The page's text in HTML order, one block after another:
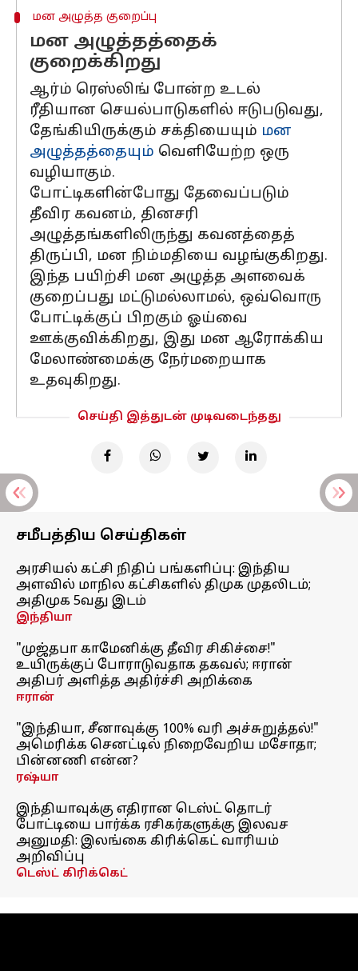
மன அழுத்த குறைப்பு
மன அழுத்தத்தைக்
குறைக்கிறது
ஆர்ம் ரெஸ்லிங் போன்ற உடல்
ரீதியான செயல்பாடுகளில் ஈடுபடுவது,
தேங்கியிருக்கும் சக்தியையும் மன
அழுத்தத்தையும் வெளியேற்ற ஒரு
வழியாகும்.
போட்டிகளின்போது தேவைப்படும்
தீவிர கவனம், தினசரி
அழுத்தங்களிலிருந்து கவனத்தைத்
திருப்பி, மன நிம்மதியை வழங்குகிறது.
இந்த பயிற்சி மன அழுத்த அளவைக்
குறைப்பது மட்டுமல்லாமல், ஒவ்வொரு
போட்டிக்குப் பிறகும் ஓய்வை
ஊக்குவிக்கிறது, இது மன ஆரோக்கிய
மேலாண்மைக்கு நேர்மறையாக
உதவுகிறது.
செய்தி இத்துடன் முடிவடைந்தது
சமீபத்திய செய்திகள்
அரசியல் கட்சி நிதிப் பங்களிப்பு: இந்திய
அளவில் மாநில கட்சிகளில் திமுக முதலிடம்;
அதிமுக 5வது இடம்
இந்தியா
"முஜ்தபா காமேனிக்கு தீவிர சிகிச்சை!"
உயிருக்குப் போராடுவதாக தகவல்; ஈரான்
அதிபர் அளித்த அதிர்ச்சி அறிக்கை
ஈரான்
"இந்தியா, சீனாவுக்கு 100% வரி அச்சுறுத்தல்!"
அமெரிக்க செனட்டில் நிறைவேறிய மசோதா;
பின்னணி என்ன?
ரஷ்யா
இந்தியாவுக்கு எதிரான டெஸ்ட் தொடர்
போட்டியை பார்க்க ரசிகர்களுக்கு இலவச
அனுமதி: இலங்கை கிரிக்கெட் வாரியம்
அறிவிப்பு
டெஸ்ட் கிரிக்கெட்